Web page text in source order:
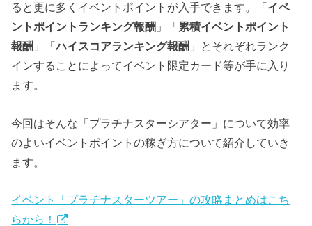
ると更に多くイベントポイントが入手できます。「イベ
ントポイントランキング報酬 」「累積イベントポイント
報酬 」「ハイスコアランキング報酬 」とそれぞれランク
インすることによってイベント限定カード等が手に入り
ます。
今回はそんな「プラチナスターシアター」について効率
のよいイベントポイントの稼ぎ方について紹介していき
ます。
イベント「プラチナスターツアー」の攻略まとめはこち
らから！